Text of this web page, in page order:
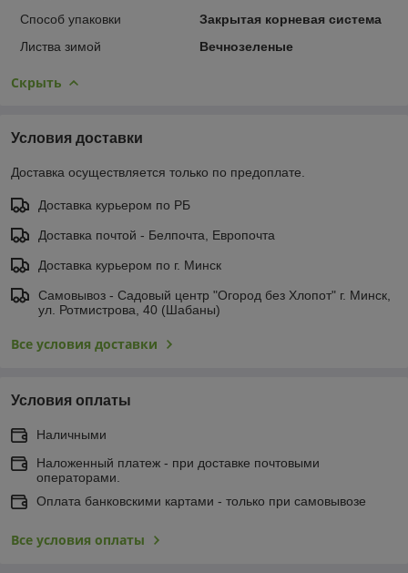
Способ упаковки
Закрытая корневая система
Листва зимой
Вечнозеленые
Скрыть
Условия доставки
Доставка осуществляется только по предоплате.
Доставка курьером по РБ
Доставка почтой - Белпочта, Европочта
Доставка курьером по г. Минск
Самовывоз - Садовый центр "Огород без Хлопот" г. Минск,
ул. Ротмистрова, 40 (Шабаны)
Все условия доставки
Условия оплаты
Наличными
Наложенный платеж - при доставке почтовыми
операторами.
Оплата банковскими картами - только при самовывозе
Все условия оплаты